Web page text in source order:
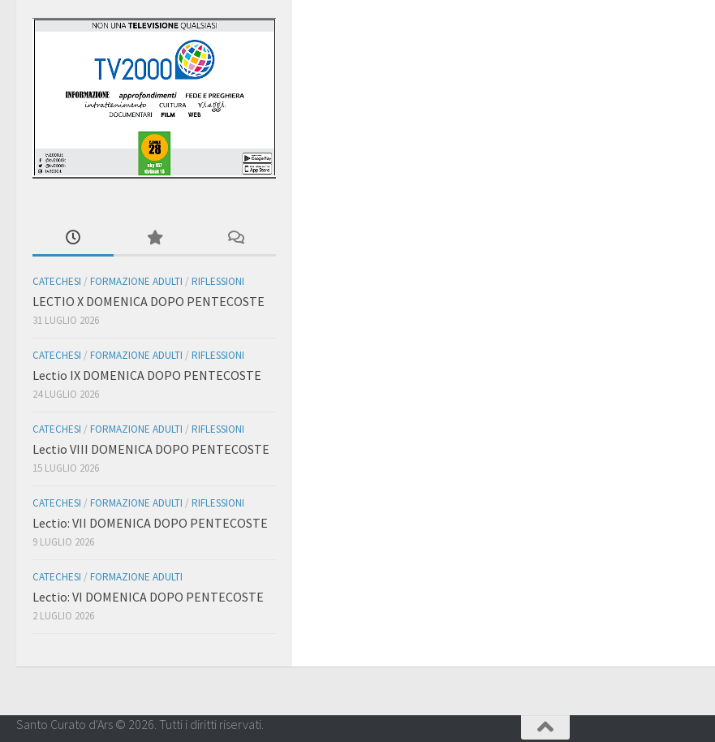
CATECHESI / FORMAZIONE ADULTI / RIFLESSIONI
LECTIO X DOMENICA DOPO PENTECOSTE
31 LUGLIO 2026
CATECHESI / FORMAZIONE ADULTI / RIFLESSIONI
Lectio IX DOMENICA DOPO PENTECOSTE
24 LUGLIO 2026
CATECHESI / FORMAZIONE ADULTI / RIFLESSIONI
Lectio VIII DOMENICA DOPO PENTECOSTE
15 LUGLIO 2026
CATECHESI / FORMAZIONE ADULTI / RIFLESSIONI
Lectio: VII DOMENICA DOPO PENTECOSTE
9 LUGLIO 2026
CATECHESI / FORMAZIONE ADULTI
Lectio: VI DOMENICA DOPO PENTECOSTE
2 LUGLIO 2026
Santo Curato d'Ars © 2026. Tutti i diritti riservati.